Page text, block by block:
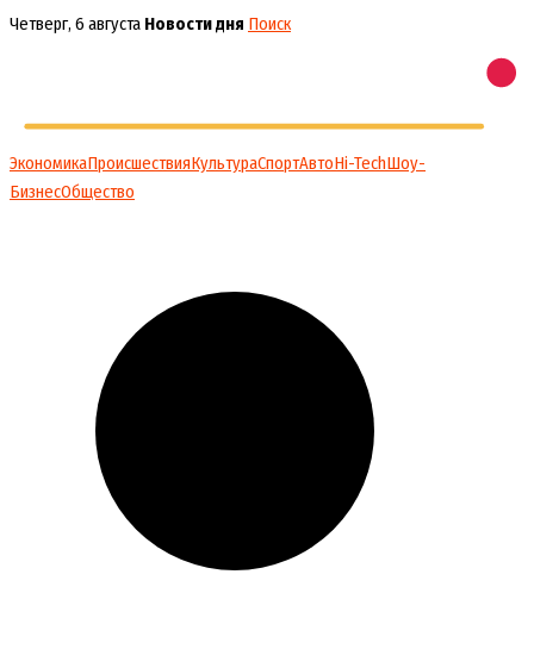
Перейти
Четверг, 6 августа Новости дня Поиск
ЭкономикаПроисшествияКультураСпортАвтоHi-TechШоу-
БизнесОбщество